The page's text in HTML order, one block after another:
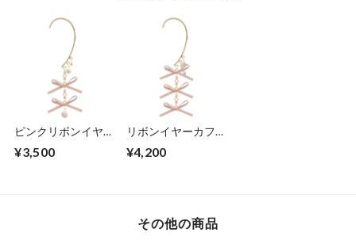
ピンクリボンイヤー
¥3,500
リボンイヤーカフ
ｽﾞｸｫｰﾂ
¥4,200
その他の商品